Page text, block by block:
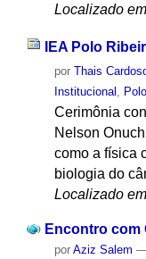
Localizado em
IEA Polo
por Thais
Institucional ,
Cerimônia
Nelson
como a física
biologia do
Localizado em
Encontro com
por Aziz Salem